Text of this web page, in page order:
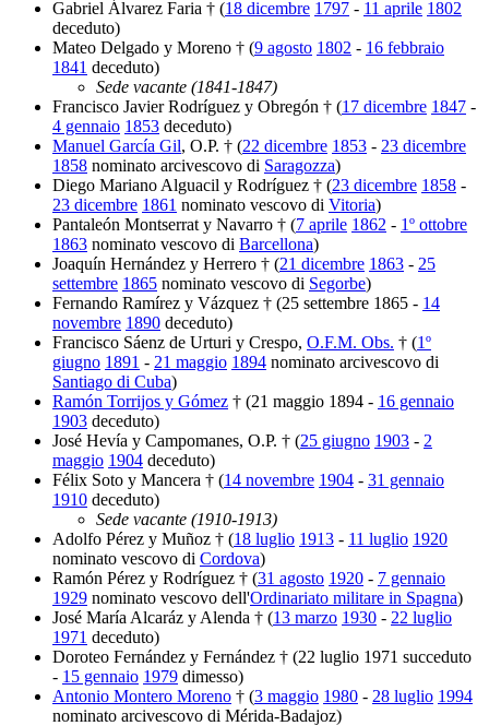
Gabriel Álvarez Faria † (18 dicembre 1797 - 11 aprile 1802
deceduto)
Mateo Delgado y Moreno † (9 agosto 1802 - 16 febbraio
1841 deceduto)
Sede vacante (1841-1847)
Francisco Javier Rodríguez y Obregón † (17 dicembre 1847 -
4 gennaio 1853 deceduto)
Manuel García Gil, O.P. † (22 dicembre 1853 - 23 dicembre
1858 nominato arcivescovo di Saragozza)
Diego Mariano Alguacil y Rodríguez † (23 dicembre 1858 -
23 dicembre 1861 nominato vescovo di Vitoria)
Pantaleón Montserrat y Navarro † (7 aprile 1862 - 1º ottobre
1863 nominato vescovo di Barcellona)
Joaquín Hernández y Herrero † (21 dicembre 1863 - 25
settembre 1865 nominato vescovo di Segorbe)
Fernando Ramírez y Vázquez † (25 settembre 1865 - 14
novembre 1890 deceduto)
Francisco Sáenz de Urturi y Crespo, O.F.M. Obs. † (1º
giugno 1891 - 21 maggio 1894 nominato arcivescovo di
Santiago di Cuba)
Ramón Torrijos y Gómez † (21 maggio 1894 - 16 gennaio
1903 deceduto)
José Hevía y Campomanes, O.P. † (25 giugno 1903 - 2
maggio 1904 deceduto)
Félix Soto y Mancera † (14 novembre 1904 - 31 gennaio
1910 deceduto)
Sede vacante (1910-1913)
Adolfo Pérez y Muñoz † (18 luglio 1913 - 11 luglio 1920
nominato vescovo di Cordova)
Ramón Pérez y Rodríguez † (31 agosto 1920 - 7 gennaio
1929 nominato vescovo dell'Ordinariato militare in Spagna)
José María Alcaráz y Alenda † (13 marzo 1930 - 22 luglio
1971 deceduto)
Doroteo Fernández y Fernández † (22 luglio 1971 succeduto
- 15 gennaio 1979 dimesso)
Antonio Montero Moreno † (3 maggio 1980 - 28 luglio 1994
nominato arcivescovo di Mérida-Badajoz)